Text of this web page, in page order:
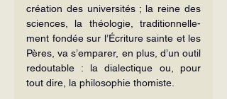
créa­tion des universités ; la reine des
sciences, la théologie, traditionnelle­
ment fondée sur l’Écriture sainte et les
Pères, va s’emparer, en plus, d’un ou­til
redoutable : la dialectique ou, pour
tout dire, la philosophie thomiste.